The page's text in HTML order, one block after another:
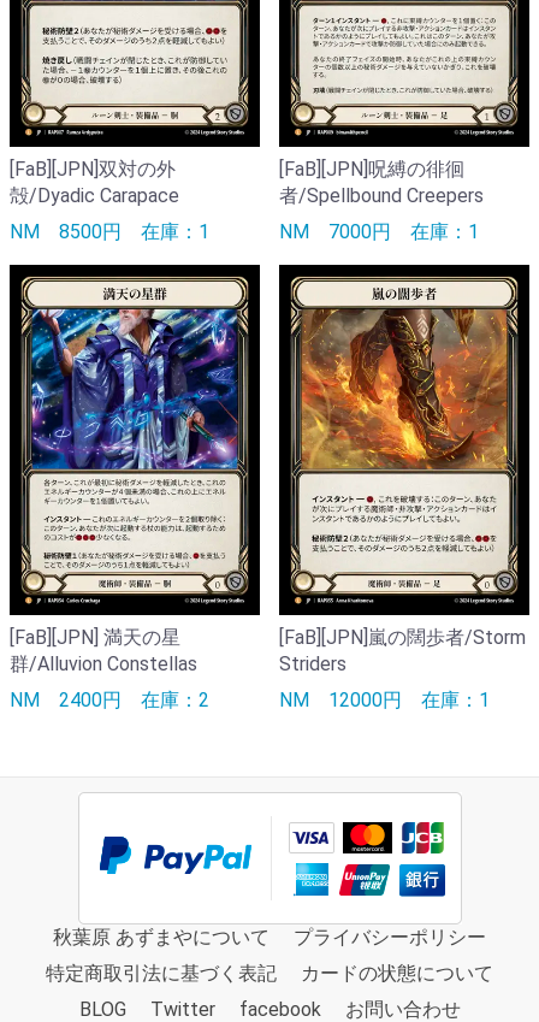
[FaB][JPN]双対の外
殻/Dyadic Carapace
NM 8500円 在庫：1
[FaB][JPN]呪縛の徘徊
者/Spellbound Creepers
NM 7000円 在庫：1
[FaB][JPN] 満天の星
群/Alluvion Constellas
NM 2400円 在庫：2
[FaB][JPN]嵐の闊歩者/Storm
Striders
NM 12000円 在庫：1
秋葉原 あずまやについて
プライバシーポリシー
特定商取引法に基づく表記
カードの状態について
BLOG
Twitter facebook お問い合わせ